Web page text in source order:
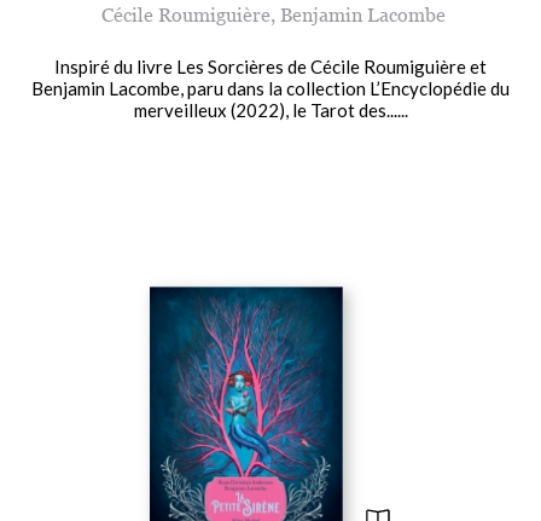
Cécile Roumiguière, Benjamin Lacombe
Inspiré du livre Les Sorcières de Cécile Roumiguière et
Benjamin Lacombe, paru dans la collection L’Encyclopédie du
merveilleux (2022), le Tarot des......